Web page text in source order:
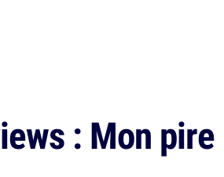
: Mon pire